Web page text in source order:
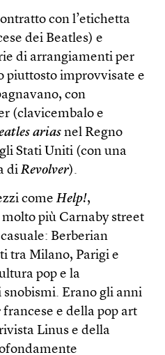
con l’etichetta
dei Beatles) e
di arrangiamenti per
piuttosto improvvisate e
con
(clavicembalo e
arias nel Regno
Stati Uniti (con una
diRevolver).
comeHelp!,
molto più Carnaby street
Berberian
tra Milano, Parigi e
pop e la
snobismi. Erano gli anni
francese e della pop art
Linus e della